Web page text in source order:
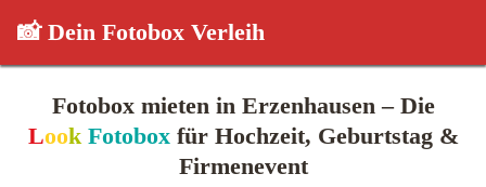
📸 Dein Fotobox Verleih
Fotobox mieten in Erzenhausen – Die
Look Fotoboxfür Hochzeit, Geburtstag &
Firmenevent